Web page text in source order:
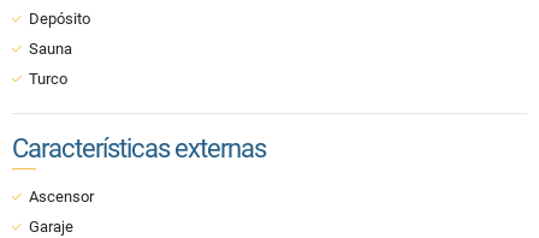
Depósito
Sauna
Turco
Características externas
Ascensor
Garaje